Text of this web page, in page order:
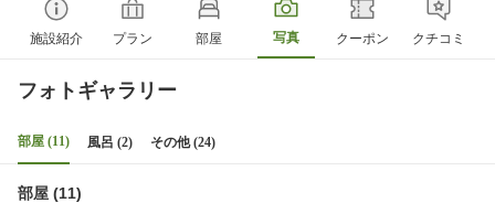
施設紹介 プラン 部屋 写真 クーポン クチコミ
フォトギャラリー
部屋 (11) 風呂 (2) その他 (24)
部屋 (11)